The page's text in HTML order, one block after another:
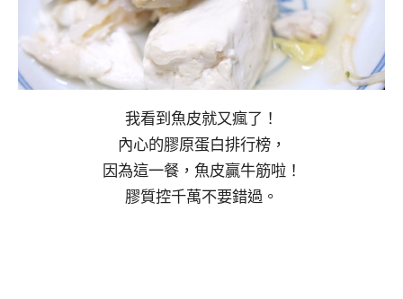
我看到魚皮就又瘋了！
內心的膠原蛋白排行榜，
因為這一餐，魚皮贏牛筋啦！
膠質控千萬不要錯過。